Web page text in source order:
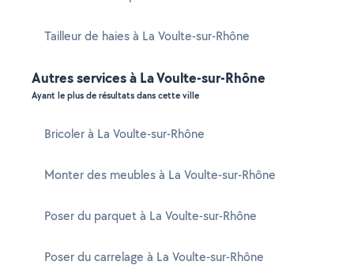
Tailleur de haies à La Voulte-sur-Rhône
Autres services à La Voulte-sur-Rhône
Ayant le plus de résultats dans cette ville
Bricoler à La Voulte-sur-Rhône
Monter des meubles à La Voulte-sur-Rhône
Poser du parquet à La Voulte-sur-Rhône
Poser du carrelage à La Voulte-sur-Rhône